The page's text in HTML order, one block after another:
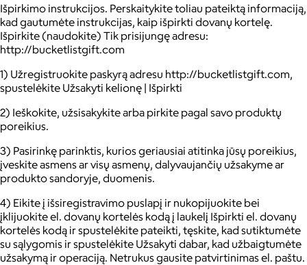
Išpirkimo instrukcijos. Perskaitykite toliau pateiktą informaciją,
kad gautumėte instrukcijas, kaip išpirkti dovanų kortelę.
Išpirkite (naudokite) Tik prisijungę adresu:
http://bucketlistgift.com
1) Užregistruokite paskyrą adresu http://bucketlistgift.com,
spustelėkite Užsakyti kelionę | Išpirkti
2) Ieškokite, užsisakykite arba pirkite pagal savo produktų
poreikius.
3) Pasirinkę parinktis, kurios geriausiai atitinka jūsų poreikius,
įveskite asmens ar visų asmenų, dalyvaujančių užsakyme ar
produkto sandoryje, duomenis.
4) Eikite į išsiregistravimo puslapį ir nukopijuokite bei
įklijuokite el. dovanų kortelės kodą į laukelį Išpirkti el. dovanų
kortelės kodą ir spustelėkite pateikti, tęskite, kad sutiktumėte
su sąlygomis ir spustelėkite Užsakyti dabar, kad užbaigtumėte
užsakymą ir operaciją. Netrukus gausite patvirtinimas el. paštu.